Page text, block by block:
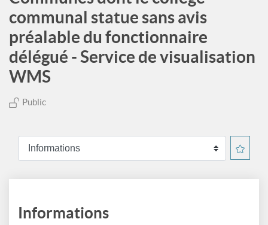
communal statue sans avis
préalable du fonctionnaire
délégué - Service de visualisation
WMS
Public
Informations